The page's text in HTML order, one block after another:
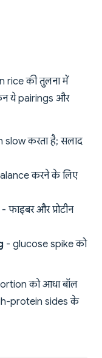
rice की तुलना में
ये pairings और
slow करता है; सलाद
करने के लिए
- फाइबर और प्रोटीन
- glucose spike को
को आधा बॉल
protein sides के